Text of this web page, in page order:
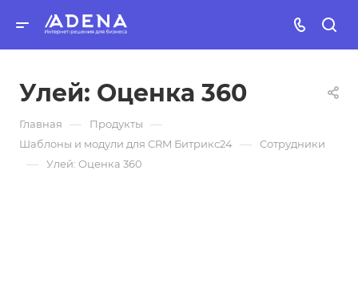
Улей: Оценка 360
Главная — Продукты —
Шаблоны и модули для CRM Битрикс24 — Сотрудники
— Улей: Оценка 360